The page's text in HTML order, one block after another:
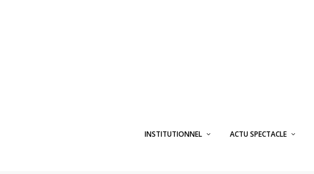
INSTITUTIONNEL ACTU SPECTACLE